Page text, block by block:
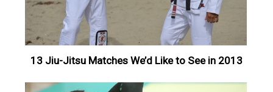
13 Jiu-Jitsu Matches We’d Like to See in 2013